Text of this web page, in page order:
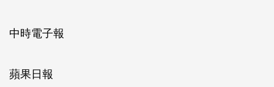
中時電子報
蘋果日報